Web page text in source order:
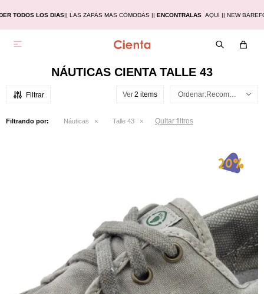
TODOS LOS DIAS|| LAS ZAPAS MÁS CÓMODAS ||ENCONTRALAS AQUÍ || NEW

NÁUTICAS CIENTA TALLE 43
Ver Recomendados
Filtrando por: Náuticas Talle 43 Quitar filtros